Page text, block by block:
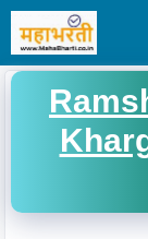
Skip
content